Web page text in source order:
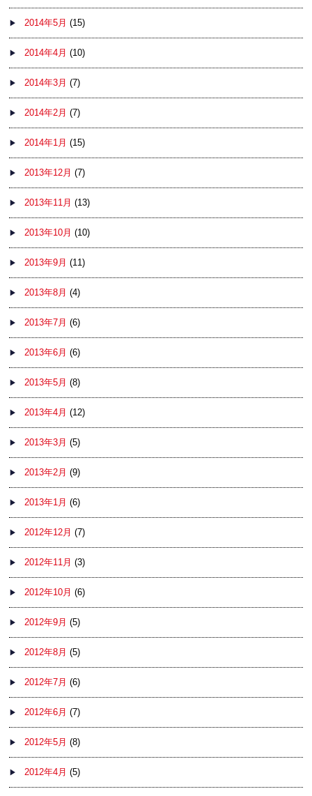
2014年5月 (15)
2014年4月 (10)
2014年3月 (7)
2014年2月 (7)
2014年1月 (15)
2013年12月 (7)
2013年11月 (13)
2013年10月 (10)
2013年9月 (11)
2013年8月 (4)
2013年7月 (6)
2013年6月 (6)
2013年5月 (8)
2013年4月 (12)
2013年3月 (5)
2013年2月 (9)
2013年1月 (6)
2012年12月 (7)
2012年11月 (3)
2012年10月 (6)
2012年9月 (5)
2012年8月 (5)
2012年7月 (6)
2012年6月 (7)
2012年5月 (8)
2012年4月 (5)